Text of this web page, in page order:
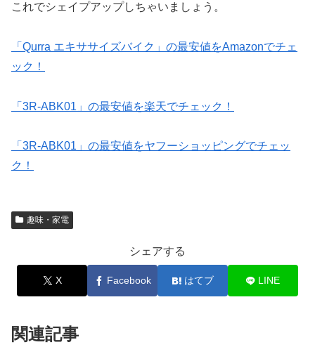
これでシェイプアップしちゃいましょう。
「Qurra エキササイズバイク」の最安値をAmazonでチェ
ック！
「3R-ABK01」の最安値を楽天でチェック！
「3R-ABK01」の最安値をヤフーショッピングでチェッ
ク！
趣味・家電
シェアする
X Facebook はてブ LINE
関連記事